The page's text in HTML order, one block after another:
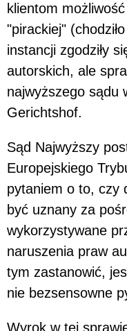
klientom
"pirackiej"
instancji zgodziły
autorskich, ale
najwyższego sądu
Gerichtshof.
Sąd Najwyższy
Europejskiego
pytaniem o to, czy
być uznany za
wykorzystywane
naruszenia praw
tym zastanowić,
nie bezsensowne
Wyrok w tej